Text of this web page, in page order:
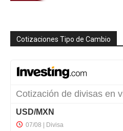
Cotizaciones Tipo de Cambio